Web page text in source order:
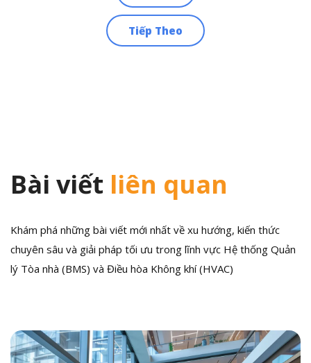
Tiếp Theo
Bài viết liên quan
Khám phá những bài viết mới nhất về xu hướng, kiến thức
chuyên sâu và giải pháp tối ưu trong lĩnh vực Hệ thống Quản
lý Tòa nhà (BMS) và Điều hòa Không khí (HVAC)